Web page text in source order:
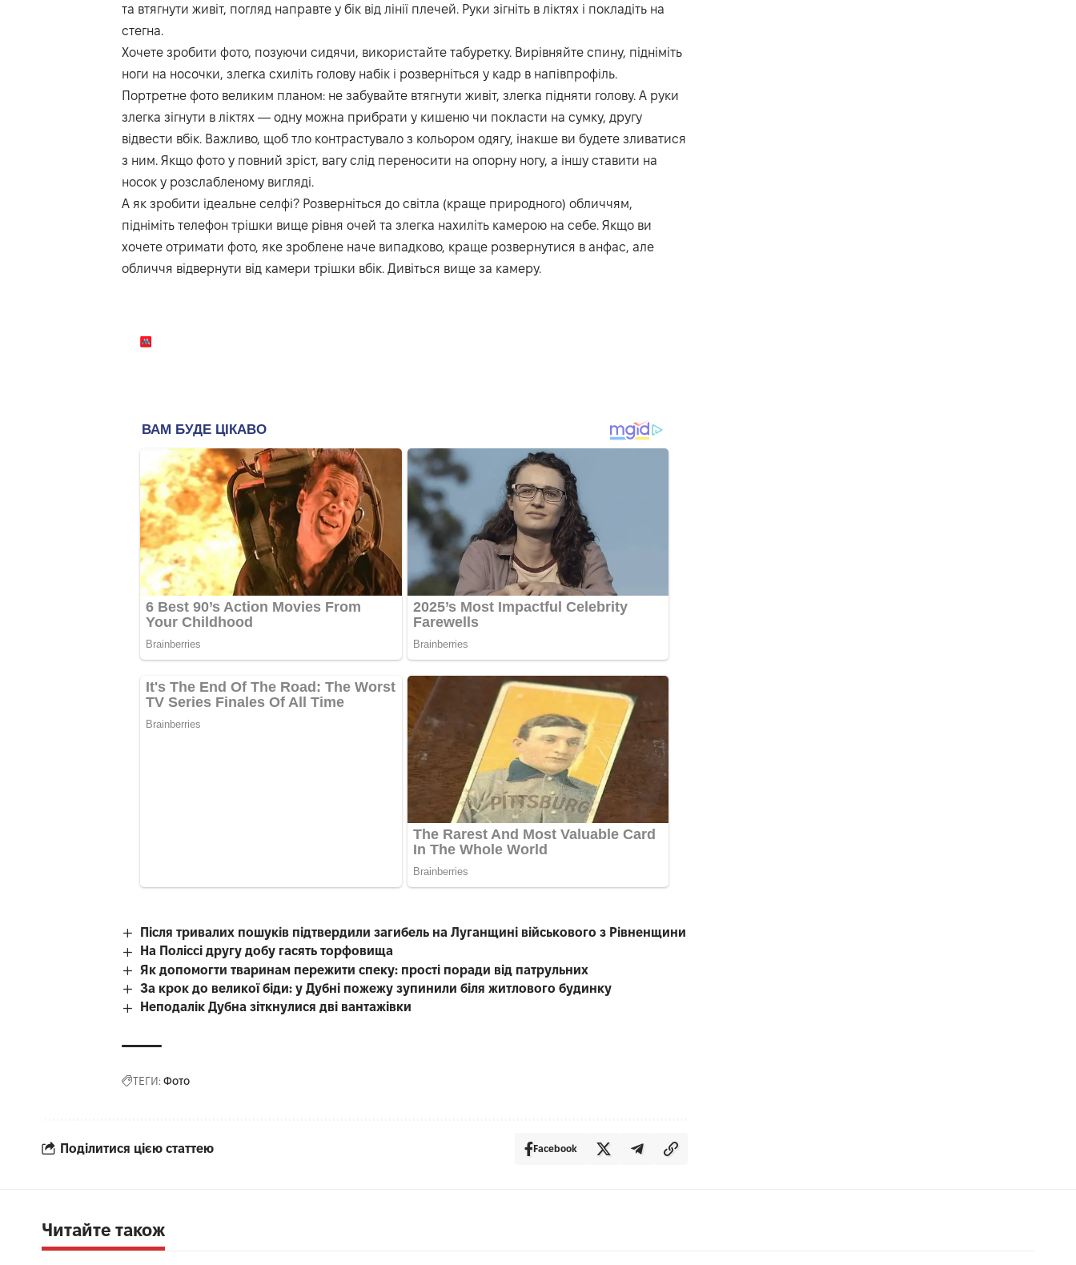
та втягнути живіт, погляд направте у бік від лінії плечей. Руки зігніть в ліктях і покладіть на
стегна.
Хочете зробити фото, позуючи сидячи, використайте табуретку. Вирівняйте спину, підніміть
ноги на носочки, злегка схиліть голову набік і розверніться у кадр в напівпрофіль.
Портретне фото великим планом: не забувайте втягнути живіт, злегка підняти голову. А руки
злегка зігнути в ліктях — одну можна прибрати у кишеню чи покласти на сумку, другу
відвести вбік. Важливо, щоб тло контрастувало з кольором одягу, інакше ви будете зливатися
з ним. Якщо фото у повний зріст, вагу слід переносити на опорну ногу, а іншу ставити на
носок у розслабленому вигляді.
А як зробити ідеальне селфі? Розверніться до світла (краще природного) обличчям,
підніміть телефон трішки вище рівня очей та злегка нахиліть камерою на себе. Якщо ви
хочете отримати фото, яке зроблене наче випадково, краще розвернутися в анфас, але
обличчя відвернути від камери трішки вбік. Дивіться вище за камеру.
Після тривалих пошуків підтвердили загибель на Луганщині військового з Рівненщини
На Поліссі другу добу гасять торфовища
Як допомогти тваринам пережити спеку: прості поради від патрульних
За крок до великої біди: у Дубні пожежу зупинили біля житлового будинку
Неподалік Дубна зіткнулися дві вантажівки
ТЕГИ: Фото
Поділитися цією статтею Facebook
Читайте також